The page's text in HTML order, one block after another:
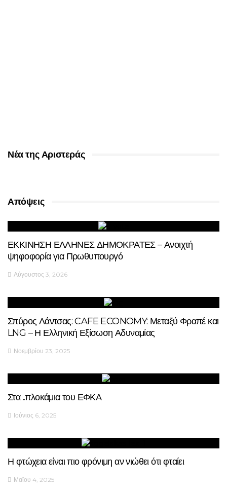
Νέα της Αριστεράς
Απόψεις
ΕΚΚΙΝΗΣΗ ΕΛΛΗΝΕΣ ΔΗΜΟΚΡΑΤΕΣ – Ανοιχτή
ψηφοφορία για Πρωθυπουργό
Αύγουστος 3, 2026
Σπύρος Λάντσας: CAFE ECONOMY: Μεταξύ Φραπέ και
LNG – Η Ελληνική Εξίσωση Αδυναμίας
Νοεμβρίου 23, 2025
Στα ..πλοκάμια του ΕΦΚΑ
Ιούνιος 6, 2025
Η φτώχεια είναι πιο φρόνιμη αν νιώθει ότι φταίει
Μαΐου 4, 2025